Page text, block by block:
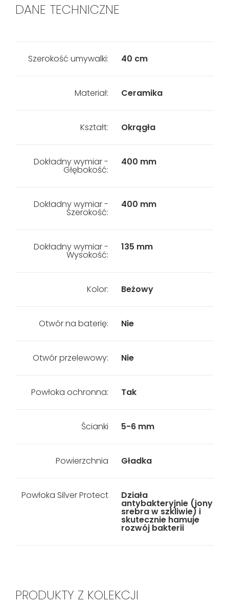
DANE TECHNICZNE
Szerokość umywalki: 40 cm
Materiał: Ceramika
Kształt: Okrągła
Dokładny wymiar -
Głębokość:
400 mm
Dokładny wymiar -
Szerokość:
400 mm
Dokładny wymiar -
Wysokość:
135 mm
Kolor: Beżowy
Otwór na baterię: Nie
Otwór przelewowy: Nie
Powłoka ochronna: Tak
Ścianki 5-6 mm
Powierzchnia Gładka
Powłoka Silver Protect Działa
antybakteryjnie (jony
srebra w szkliwie) i
skutecznie hamuje
rozwój bakterii
PRODUKTY Z KOLEKCJI